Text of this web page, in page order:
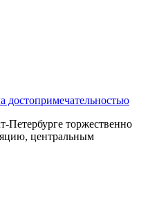
достопримечательностью
Петербурге торжественно
центральным